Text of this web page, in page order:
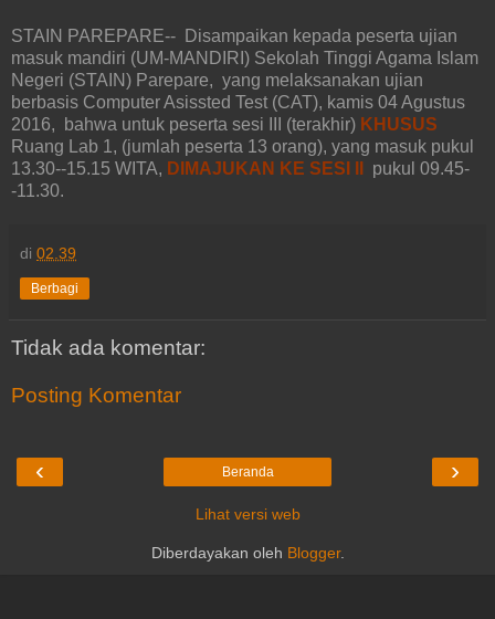
STAIN PAREPARE-- Disampaikan kepada peserta ujian
masuk mandiri (UM-MANDIRI) Sekolah Tinggi Agama Islam
Negeri (STAIN) Parepare, yang melaksanakan ujian
berbasis Computer Asissted Test (CAT), kamis 04 Agustus
2016, bahwa untuk peserta sesi III (terakhir) KHUSUS
Ruang Lab 1, (jumlah peserta 13 orang), yang masuk pukul
13.30--15.15 WITA, DIMAJUKAN KE SESI II
pukul 09.45-
-11.30.
di 02.39
Berbagi
Tidak ada komentar:
Posting Komentar
‹ ›
Beranda
Lihat versi web
Diberdayakan oleh Blogger.